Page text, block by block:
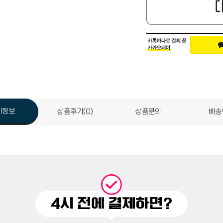
정보 상품후기(0) 상품문의 배